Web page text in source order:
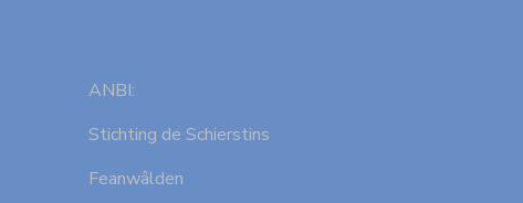
ANBI:
Stichting de Schierstins
Feanwâlden